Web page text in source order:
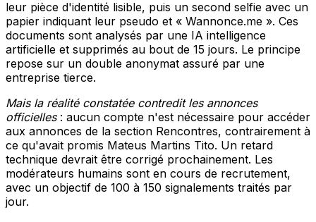
leur pièce d'identité lisible, puis un second selfie avec un
papier indiquant leur pseudo et « Wannonce.me ». Ces
documents sont analysés par une IA intelligence
artificielle et supprimés au bout de 15 jours. Le principe
repose sur un double anonymat assuré par une
entreprise tierce.
Mais la réalité constatée contredit les annonces
officielles: aucun compte n'est nécessaire pour accéder
aux annonces de la section Rencontres, contrairement à
ce qu'avait promis Mateus Martins Tito. Un retard
technique devrait être corrigé prochainement. Les
modérateurs humains sont en cours de recrutement,
avec un objectif de 100 à 150 signalements traités par
jour.